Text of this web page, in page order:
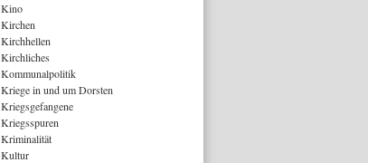
Kino
Kirchen
Kirchhellen
Kirchliches
Kommunalpolitik
Kriege in und um Dorsten
Kriegsgefangene
Kriegsspuren
Kriminalität
Kultur